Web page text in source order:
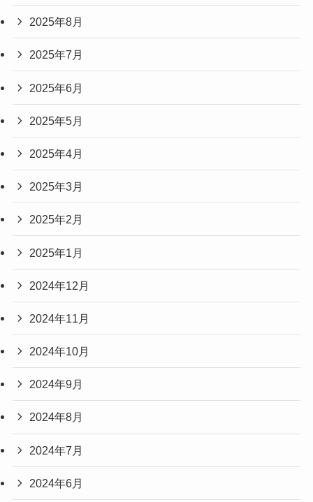
2025年8月
2025年7月
2025年6月
2025年5月
2025年4月
2025年3月
2025年2月
2025年1月
2024年12月
2024年11月
2024年10月
2024年9月
2024年8月
2024年7月
2024年6月